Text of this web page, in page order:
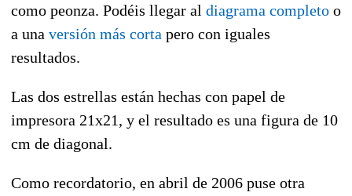
como peonza. Podéis llegar al diagrama completo o
a una versión más corta pero con iguales
resultados.
Las dos estrellas están hechas con papel de
impresora 21x21, y el resultado es una figura de 10
cm de diagonal.
Como recordatorio, en abril de 2006 puse otra